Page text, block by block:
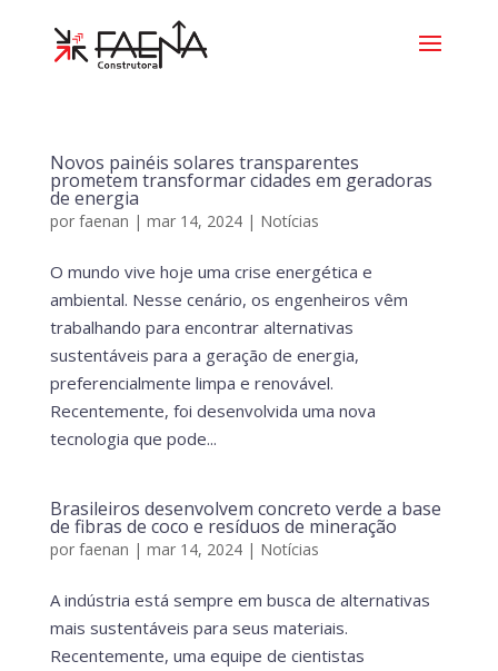
Novos painéis solares transparentes
prometem transformar cidades em geradoras
de energia
por faenan | mar 14, 2024| Notícias
O mundo vive hoje uma crise energética e
ambiental. Nesse cenário, os engenheiros vêm
trabalhando para encontrar alternativas
sustentáveis para a geração de energia,
preferencialmente limpa e renovável.
Recentemente, foi desenvolvida uma nova
tecnologia que pode...
Brasileiros desenvolvem concreto verde a base
de fibras de coco e resíduos de mineração
por faenan | mar 14, 2024| Notícias
A indústria está sempre em busca de alternativas
mais sustentáveis para seus materiais.
Recentemente, uma equipe de cientistas